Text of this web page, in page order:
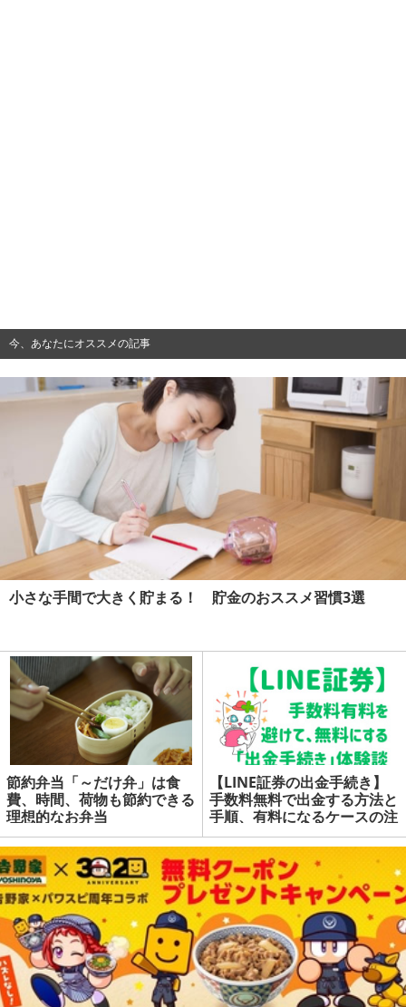
今、あなたにオススメの記事
小さな手間で大きく貯まる！ 貯金のおススメ習慣3選
節約弁当「～だけ弁」は食
費、時間、荷物も節約できる
理想的なお弁当
【LINE証券の出金手続き】
手数料無料で出金する方法と
手順、有料になるケースの注
意点を解説（体験談）